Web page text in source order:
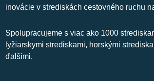
inovácie v strediskách cestovného ruchu
Spolupracujeme s viac ako 1000
lyžiarskymi strediskami, horskými
ďalšími.